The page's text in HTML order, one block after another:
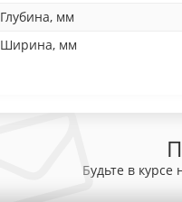
Глубина, мм
Ширина, мм
Будьте в